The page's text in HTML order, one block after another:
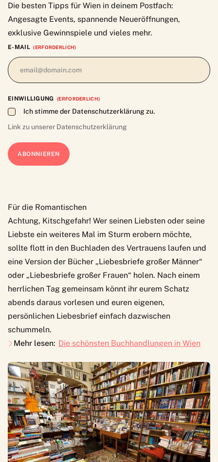
Die besten Tipps für Wien in deinem Postfach:
Angesagte Events, spannende Neueröffnungen,
exklusive Gewinnspiele und vieles mehr.
E-MAIL (ERFORDERLICH)
EINWILLIGUNG (ERFORDERLICH)
Ich stimme der Datenschutzerklärung zu.
Link zu unserer Datenschutzerklärung
Für die Romantischen
Achtung, Kitschgefahr! Wer seinen Liebsten oder seine
Liebste ein weiteres Mal im Sturm erobern möchte,
sollte flott in den Buchladen des Vertrauens laufen und
eine Version der Bücher „Liebesbriefe großer Männer“
oder „Liebesbriefe großer Frauen“ holen. Nach einem
herrlichen Tag gemeinsam könnt ihr eurem Schatz
abends daraus vorlesen und euren eigenen,
persönlichen Liebesbrief einfach dazwischen
schummeln.
Mehr lesen: Die schönsten Buchhandlungen in Wien